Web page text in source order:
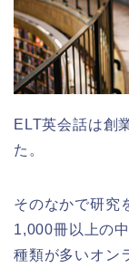
ELT英会話は創
た。
そのなかで研究
1,000冊以上の
種類が多いオン